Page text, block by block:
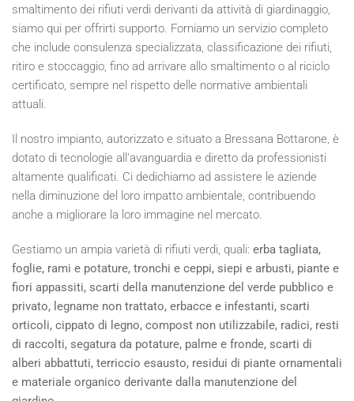
smaltimento dei rifiuti verdi derivanti da attività di giardinaggio,
siamo qui per offrirti supporto. Forniamo un servizio completo
che include consulenza specializzata, classificazione dei rifiuti,
ritiro e stoccaggio, fino ad arrivare allo smaltimento o al riciclo
certificato, sempre nel rispetto delle normative ambientali
attuali.
Il nostro impianto, autorizzato e situato a Bressana Bottarone, è
dotato di tecnologie all'avanguardia e diretto da professionisti
altamente qualificati. Ci dedichiamo ad assistere le aziende
nella diminuzione del loro impatto ambientale, contribuendo
anche a migliorare la loro immagine nel mercato.
Gestiamo un ampia varietà di rifiuti verdi, quali: erba tagliata,
foglie, rami e potature, tronchi e ceppi, siepi e arbusti, piante e
fiori appassiti, scarti della manutenzione del verde pubblico e
privato, legname non trattato, erbacce e infestanti, scarti
orticoli, cippato di legno, compost non utilizzabile, radici, resti
di raccolti, segatura da potature, palme e fronde, scarti di
alberi abbattuti, terriccio esausto, residui di piante ornamentali
e materiale organico derivante dalla manutenzione del